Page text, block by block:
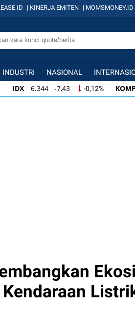
| KINERJA EMITEN | MOMSMONEY.ID
INDUSTRI NASIONAL
IDX 6.344 -7,43 -0,12%
IDX 6.344 -7,43 -0,12%